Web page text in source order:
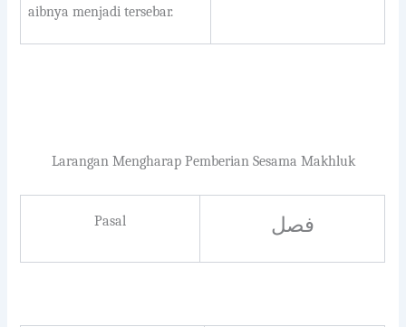
aibnya menjadi tersebar.
Larangan Mengharap Pemberian Sesama Makhluk
Pasal فصل